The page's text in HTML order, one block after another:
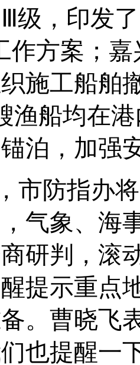
级，印发
作方案；
施工船舶
渔船均在
泊，加强
市防指办
气象、海
研判，滚
提示重点
。曹晓飞
也提醒一